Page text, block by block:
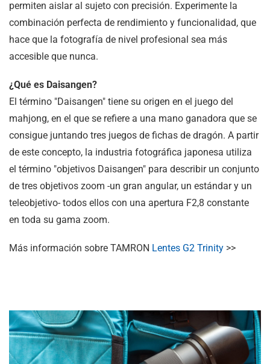
permiten aislar al sujeto con precisión. Experimente la
combinación perfecta de rendimiento y funcionalidad, que
hace que la fotografía de nivel profesional sea más
accesible que nunca.
¿Qué es Daisangen?
El término "Daisangen" tiene su origen en el juego del
mahjong, en el que se refiere a una mano ganadora que se
consigue juntando tres juegos de fichas de dragón. A partir
de este concepto, la industria fotográfica japonesa utiliza
el término "objetivos Daisangen" para describir un conjunto
de tres objetivos zoom -un gran angular, un estándar y un
teleobjetivo- todos ellos con una apertura F2,8 constante
en toda su gama zoom.
Más información sobre TAMRON Lentes G2 Trinity >>